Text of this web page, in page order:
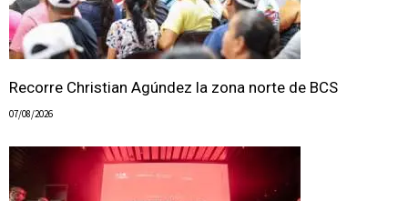
Recorre Christian Agúndez la zona norte de BCS
07/08/2026